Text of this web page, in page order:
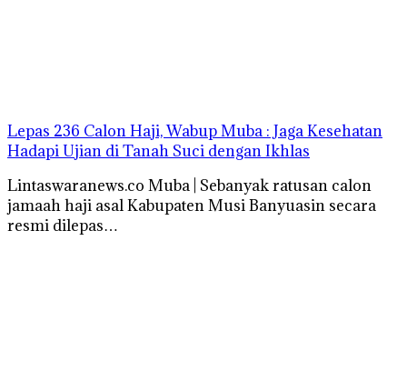
Lepas 236 Calon Haji, Wabup Muba : Jaga Kesehatan
Hadapi Ujian di Tanah Suci dengan Ikhlas
Lintaswaranews.co Muba | Sebanyak ratusan calon
jamaah haji asal Kabupaten Musi Banyuasin secara
resmi dilepas…